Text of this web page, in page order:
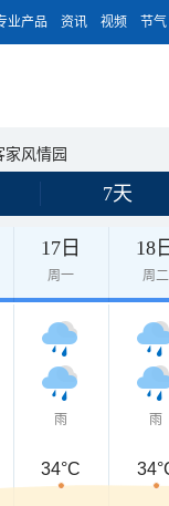
业产品 资讯 视频 节气
家风情园
7天
17日
周一
18
周二
雨 雨
34°C